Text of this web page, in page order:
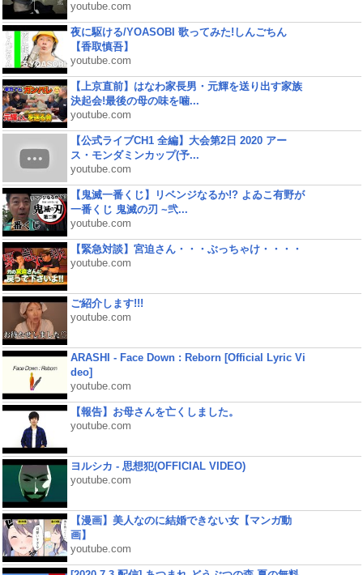
youtube.com
夜に駆ける/YOASOBI 歌ってみた!しんごちん
【香取慎吾】
youtube.com
【上京直前】はなわ家長男・元輝を送り出す家族
決起会!最後の母の味を噛...
youtube.com
【公式ライブCH1 全編】大会第2日 2020 アー
ス・モンダミンカップ(予...
youtube.com
【鬼滅一番くじ】リベンジなるか!? よゐこ有野が
一番くじ 鬼滅の刃 ~弐...
youtube.com
【緊急対談】宮迫さん・・・ぶっちゃけ・・・・
youtube.com
ご紹介します!!!
youtube.com
ARASHI - Face Down : Reborn [Official Lyric Vi
deo]
youtube.com
【報告】お母さんを亡くしました。
youtube.com
ヨルシカ - 思想犯(OFFICIAL VIDEO)
youtube.com
【漫画】美人なのに結婚できない女【マンガ動
画】
youtube.com